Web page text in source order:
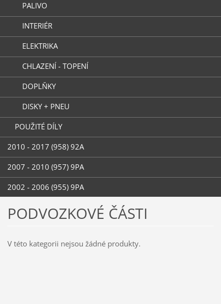
PALIVO
INTERIÉR
ELEKTRIKA
CHLAZENÍ - TOPENÍ
DOPLŇKY
DISKY + PNEU
POUŽITÉ DÍLY
2010 - 2017 (958) 92A
2007 - 2010 (957) 9PA
2002 - 2006 (955) 9PA
PODVOZKOVÉ ČÁSTI
V této kategorii nejsou žádné produkty.